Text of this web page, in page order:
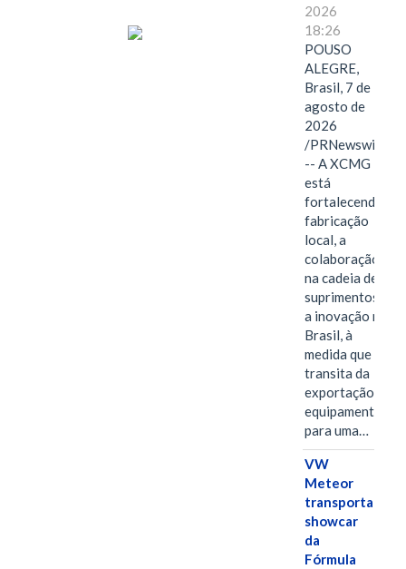
2026
18:26
POUSO
ALEGRE,
Brasil, 7 de
agosto de
2026
/PRNewswire/
-- A XCMG
está
fortalecendo a
fabricação
local, a
colaboração
na cadeia de
suprimentos e
a inovação no
Brasil, à
medida que
transita da
exportação de
equipamentos
para uma…
VW
Meteor
transporta
showcar
da
Fórmula